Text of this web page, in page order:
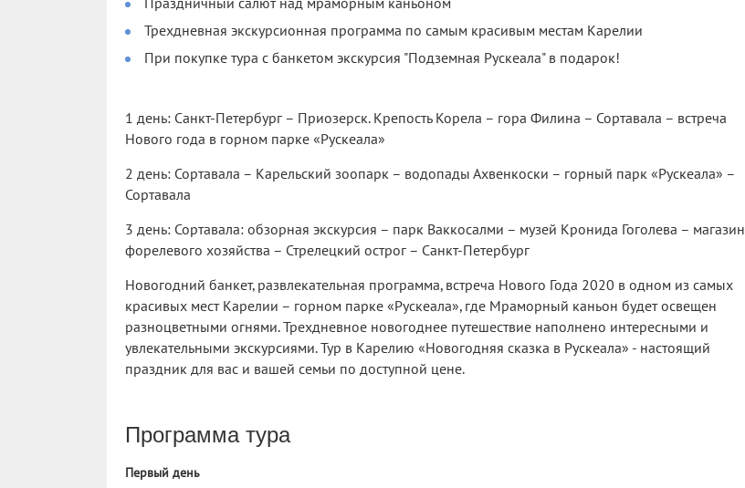
Праздничный салют над мраморным каньоном
Трехдневная экскурсионная программа по самым красивым местам Карелии
При покупке тура с банкетом экскурсия "Подземная Рускеала" в подарок!
1 день: Санкт-Петербург – Приозерск. Крепость Корела – гора Филина – Сортавала – встреча
Нового года в горном парке «Рускеала»
2 день: Сортавала – Карельский зоопарк – водопады Ахвенкоски – горный парк «Рускеала» –
Сортавала
3 день: Сортавала: обзорная экскурсия – парк Ваккосалми – музей Кронида Гоголева – магазин
форелевого хозяйства – Стрелецкий острог – Санкт-Петербург
Новогодний банкет, развлекательная программа, встреча Нового Года 2020 в одном из самых
красивых мест Карелии – горном парке «Рускеала», где Мраморный каньон будет освещен
разноцветными огнями. Трехдневное новогоднее путешествие наполнено интересными и
увлекательными экскурсиями. Тур в Карелию «Новогодняя сказка в Рускеала» - настоящий
праздник для вас и вашей семьи по доступной цене.
Программа тура
Первый день